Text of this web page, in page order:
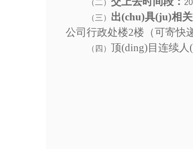
（二）
（三） 出(chu)具(ju)相
公司行政处楼2楼（可寄快
（四） 顶(ding)目连续人